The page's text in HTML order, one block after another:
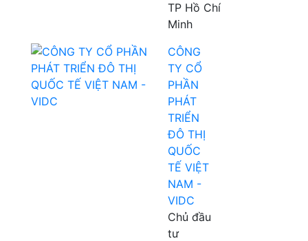
TP Hồ Chí
Minh
CÔNG
TY CỔ
PHẦN
PHÁT
TRIỂN
ĐÔ THỊ
QUỐC
TẾ VIỆT
NAM -
VIDC
Chủ đầu
tư